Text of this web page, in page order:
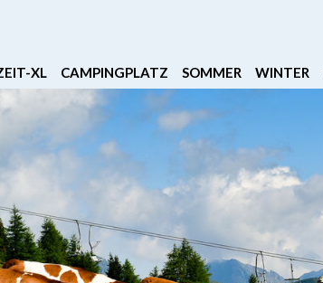
XL CAMPINGPLATZ SOMMER WINTER